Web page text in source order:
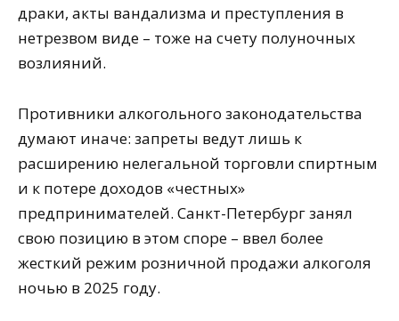
драки, акты вандализма и преступления в
нетрезвом виде – тоже на счету полуночных
возлияний.
Противники алкогольного законодательства
думают иначе: запреты ведут лишь к
расширению нелегальной торговли спиртным
и к потере доходов «честных»
предпринимателей. Санкт-Петербург занял
свою позицию в этом споре – ввел более
жесткий режим розничной продажи алкоголя
ночью в 2025 году.